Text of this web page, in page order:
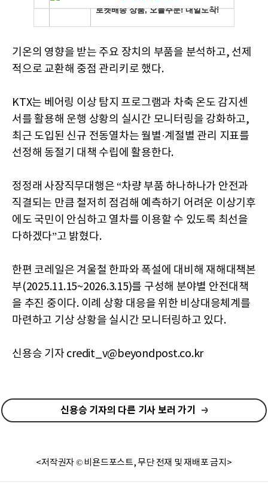
기온의 영향을 받는 주요 장치의 부품을 분석하고, 선제
적으로 교환해 중점 관리키로 했다.
KTX는 베어링 이상 탐지 프로그램과 차축 온도 감지센
서를 활용해 운행 상황의 실시간 모니터링을 강화하고,
최근 도입된 신규 전동열차는 월별·계절별 관리 지표를
선정해 동절기 대책 수립에 활용한다.
정정래 사장직무대행은 “차량 부품 하나하나가 안전과
직결되는 만큼 철저히 점검해 예측하기 어려운 이상기후
에도 국민이 안심하고 열차를 이용할 수 있도록 최선을
다하겠다”고 밝혔다.
한편 코레일은 겨울철 한파와 폭설에 대비해 재해대책본
부(2025.11.15~2026.3.15)를 구성해 분야별 안전대책
을 추진 중이다. 이례 상황 대응을 위한 비상대응체계를
마련하고 기상 상황을 실시간 모니터링하고 있다.
신용승 기자 credit_v@beyondpost.co.kr
신용승 기자의 다른 기사 보러 가기
<저작권자 © 비욘드포스트, 무단 전재 및 재배포 금지>